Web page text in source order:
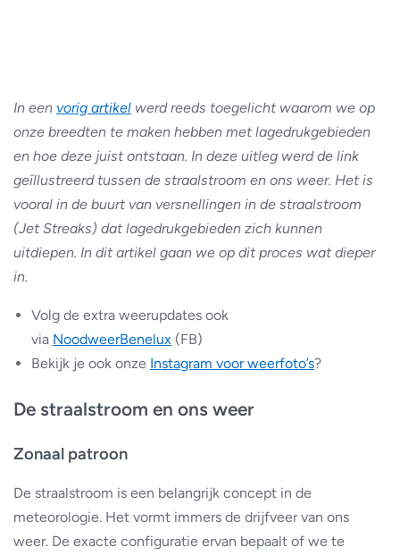
In een vorig artikel werd reeds toegelicht waarom we op
onze breedten te maken hebben met lagedrukgebieden
en hoe deze juist ontstaan. In deze uitleg werd de link
geïllustreerd tussen de straalstroom en ons weer. Het is
vooral in de buurt van versnellingen in de straalstroom
(Jet Streaks) dat lagedrukgebieden zich kunnen
uitdiepen. In dit artikel gaan we op dit proces wat dieper
in.
Volg de extra weerupdates ook
via NoodweerBenelux (FB)
Bekijk je ook onze Instagram voor weerfoto’s?
De straalstroom en ons weer
Zonaal patroon
De straalstroom is een belangrijk concept in de
meteorologie. Het vormt immers de drijfveer van ons
weer. De exacte configuratie ervan bepaalt of we te